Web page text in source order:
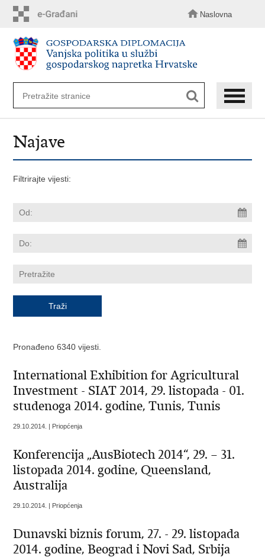
sadržaj
Naslovna
Najave
Filtrirajte vijesti:
Pronađeno 6340 vijesti.
International Exhibition for Agricultural
Investment - SIAT 2014, 29. listopada - 01.
studenoga 2014. godine, Tunis, Tunis
29.10.2014. | Priopćenja
Konferencija „AusBiotech 2014“, 29. – 31.
listopada 2014. godine, Queensland,
Australija
29.10.2014. | Priopćenja
Dunavski biznis forum, 27. - 29. listopada
2014. godine, Beograd i Novi Sad, Srbija